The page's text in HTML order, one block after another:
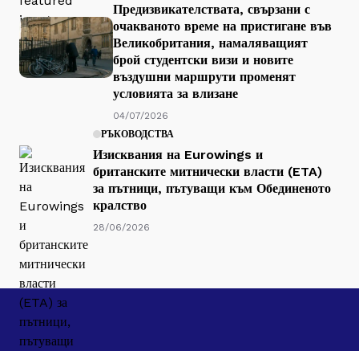
Предизвикателствата, свързани с
очакваното време на пристигане във
Великобритания, намаляващият
брой студентски визи и новите
въздушни маршрути променят
условията за влизане
04/07/2026
РЪКОВОДСТВА
Изисквания на Eurowings и
британските митнически власти (ETA)
за пътници, пътуващи към Обединеното
кралство
28/06/2026